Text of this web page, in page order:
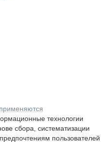
применяются
технологии
сбора, систематизации
пользователей